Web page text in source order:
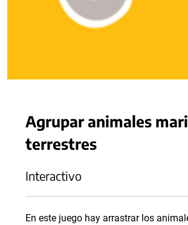
Agrupar animales
terrestres
Interactivo
En este juego hay arrastrar los